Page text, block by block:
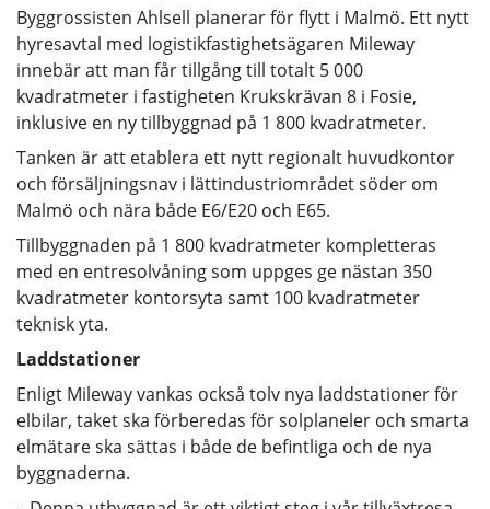
Byggrossisten Ahlsell planerar för flytt i Malmö. Ett nytt
hyresavtal med logistikfastighetsägaren Mileway
innebär att man får tillgång till totalt 5 000
kvadratmeter i fastigheten Krukskrävan 8 i Fosie,
inklusive en ny tillbyggnad på 1 800 kvadratmeter.
Tanken är att etablera ett nytt regionalt huvudkontor
och försäljningsnav i lättindustriområdet söder om
Malmö och nära både E6/E20 och E65.
Tillbyggnaden på 1 800 kvadratmeter kompletteras
med en entresolvåning som uppges ge nästan 350
kvadratmeter kontorsyta samt 100 kvadratmeter
teknisk yta.
Laddstationer
Enligt Mileway vankas också tolv nya laddstationer för
elbilar, taket ska förberedas för solplaneler och smarta
elmätare ska sättas i både de befintliga och de nya
byggnaderna.